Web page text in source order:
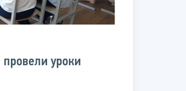
уроки